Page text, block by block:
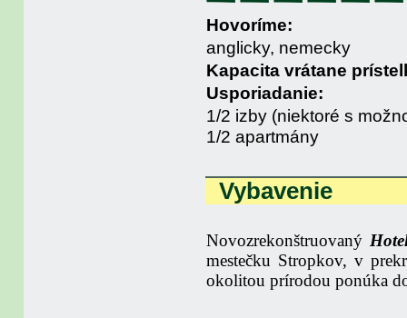
Hovoríme:
anglicky, nemecky
Kapacita vrátane
Usporiadanie:
1/2 izby (niektoré s
1/2 apartmány
Vybavenie
Novozrekonštruovaný
mestečku Stropkov, v
okolitou prírodou ponúka